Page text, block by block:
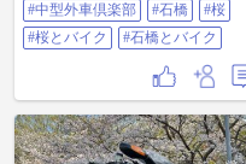
😓 「あっ、いいですね〜、カッコ
いいですよ〜」と声を掛けられな
がら撮られるのはめっちゃ恥ずか
のある風景 #ハスクバーナ #スヴァ
ルトピレン #スヴァルトピレン401
#HUSQVARNA #SVARTPILEN
#SVARTPILEN401 #モトクル広報部
#中型外車倶楽部
#石橋
#桜
#桜とバイク
#石橋とバイク